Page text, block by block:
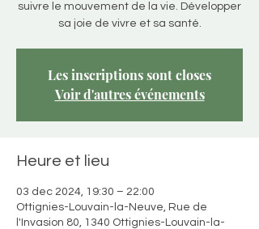
suivre le mouvement de la vie. Développer
sa joie de vivre et sa santé.
Les inscriptions sont closes
Voir d'autres événements
Heure et lieu
03 dec 2024, 19:30 – 22:00
Ottignies-Louvain-la-Neuve, Rue de
l'Invasion 80, 1340 Ottignies-Louvain-la-